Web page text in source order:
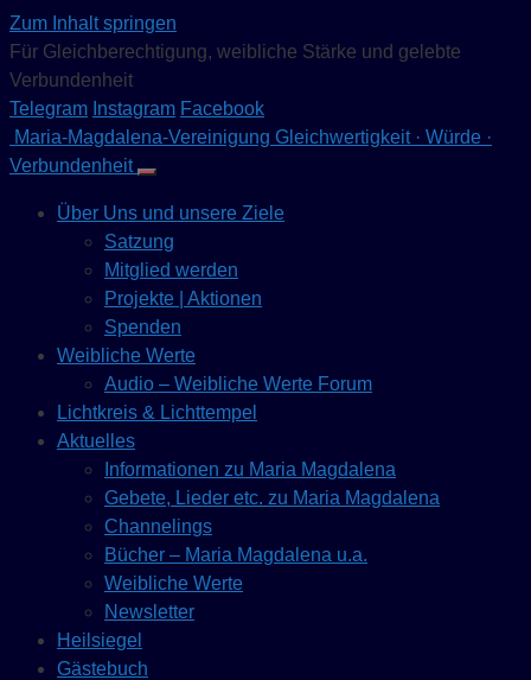
Zum Inhalt springen
Für Gleichberechtigung, weibliche Stärke und gelebte
Verbundenheit
Telegram Instagram Facebook
Maria-Magdalena-Vereinigung Gleichwertigkeit · Würde ·
Verbundenheit
Über Uns und unsere Ziele
Satzung
Mitglied werden
Projekte | Aktionen
Spenden
Weibliche Werte
Audio – Weibliche Werte Forum
Lichtkreis & Lichttempel
Aktuelles
Informationen zu Maria Magdalena
Gebete, Lieder etc. zu Maria Magdalena
Channelings
Bücher – Maria Magdalena u.a.
Weibliche Werte
Newsletter
Heilsiegel
Gästebuch